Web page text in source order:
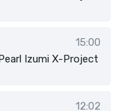
15:00
Izumi X-Project
12:02